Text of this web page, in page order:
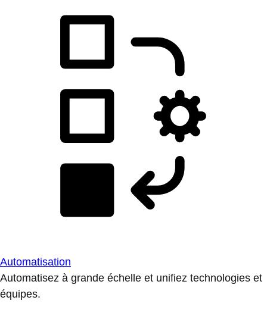
Automatisation
Automatisez à grande échelle et unifiez technologies et
équipes.